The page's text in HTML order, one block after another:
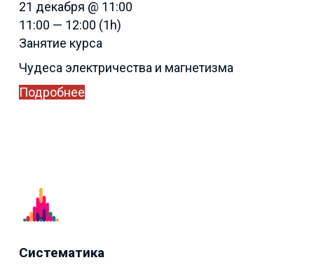
21 декабря @ 11:00
11:00 — 12:00 (1h)
Занятие курса
Чудеса электричества и магнетизма
Подробнее
Систематика